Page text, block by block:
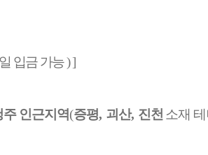
입금 가능) ]
주 인근지역(증평, 괴산, 진천 소재